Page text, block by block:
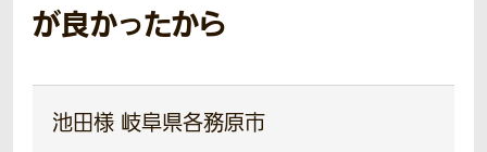
が良かったから
池田様 岐阜県各務原市